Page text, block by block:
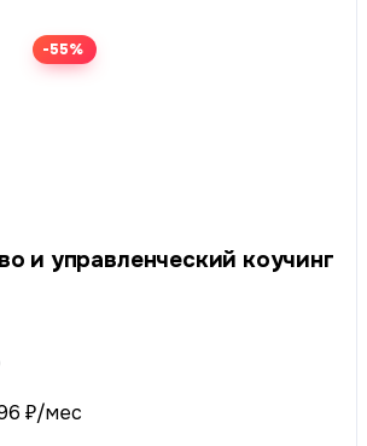
-55%
и управленческий коучинг
₽/мес